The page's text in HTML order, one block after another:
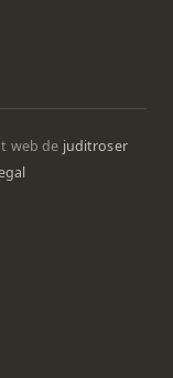
web de juditroser